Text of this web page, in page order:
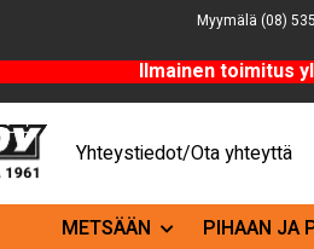
Myymälä (08)
Ilmainen toimitus
Yhteystiedot/Ota yhteyttä
METSÄÄN PIHAAN JA